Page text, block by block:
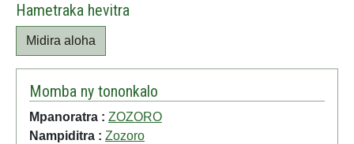
Hametraka hevitra
Midira aloha
Momba ny tononkalo
Mpanoratra : ZOZORO
Nampiditra : Zozoro